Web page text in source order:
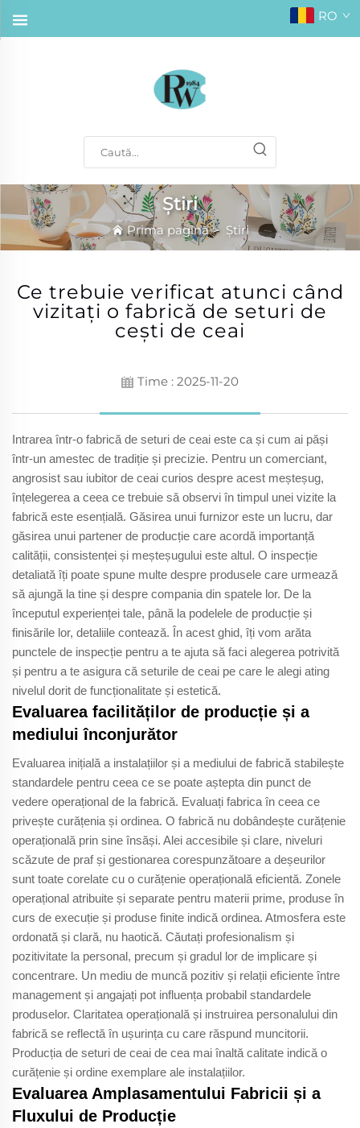
RO
Știri
Prima pagină> Știri
Ce trebuie verificat atunci când
vizitați o fabrică de seturi de
cești de ceai
Time : 2025-11-20
Intrarea într-o fabrică de seturi de ceai este ca și cum ai păși
într-un amestec de tradiție și precizie. Pentru un comerciant,
angrosist sau iubitor de ceai curios despre acest meșteșug,
înțelegerea a ceea ce trebuie să observi în timpul unei vizite la
fabrică este esențială. Găsirea unui furnizor este un lucru, dar
găsirea unui partener de producție care acordă importanță
calității, consistenței și meșteșugului este altul. O inspecție
detaliată îți poate spune multe despre produsele care urmează
să ajungă la tine și despre compania din spatele lor. De la
începutul experienței tale, până la podelele de producție și
finisările lor, detaliile contează. În acest ghid, îți vom arăta
punctele de inspecție pentru a te ajuta să faci alegerea potrivită
și pentru a te asigura că seturile de ceai pe care le alegi ating
nivelul dorit de funcționalitate și estetică.
Evaluarea facilităților de producție și a
mediului înconjurător
Evaluarea inițială a instalațiilor și a mediului de fabrică stabilește
standardele pentru ceea ce se poate aștepta din punct de
vedere operațional de la fabrică. Evaluați fabrica în ceea ce
privește curățenia și ordinea. O fabrică nu dobândește curățenie
operațională prin sine însăși. Alei accesibile și clare, niveluri
scăzute de praf și gestionarea corespunzătoare a deșeurilor
sunt toate corelate cu o curățenie operațională eficientă. Zonele
operațional atribuite și separate pentru materii prime, produse în
curs de execuție și produse finite indică ordinea. Atmosfera este
ordonată și clară, nu haotică. Căutați profesionalism și
pozitivitate la personal, precum și gradul lor de implicare și
concentrare. Un mediu de muncă pozitiv și relații eficiente între
management și angajați pot influența probabil standardele
produselor. Claritatea operațională și instruirea personalului din
fabrică se reflectă în ușurința cu care răspund muncitorii.
Producția de seturi de ceai de cea mai înaltă calitate indică o
curățenie și ordine exemplare ale instalațiilor.
Evaluarea Amplasamentului Fabricii și a
Fluxului de Producție